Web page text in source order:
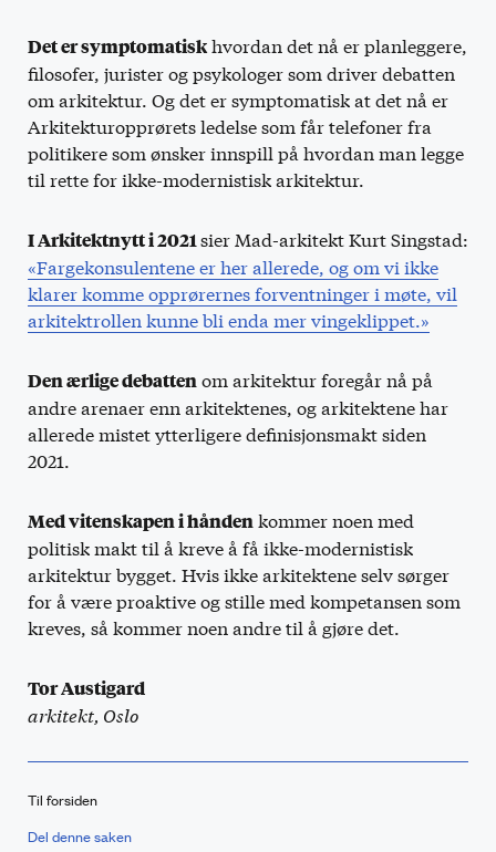
Det er symptomatiskhvordan det nå er planleggere,
filosofer, jurister og psykologer som driver debatten
om arkitektur. Og det er symptomatisk at det nå er
Arkitekturopprørets ledelse som får telefoner fra
politikere som ønsker innspill på hvordan man legge
til rette for ikke-modernistisk arkitektur.
I Arkitektnytt i 2021sier Mad-arkitekt Kurt Singstad:
«Fargekonsulentene er her allerede, og om vi ikke
klarer komme opprørernes forventninger i møte, vil
arkitektrollen kunne bli enda mer vingeklippet.»
Den ærlige debattenom arkitektur foregår nå på
andre arenaer enn arkitektenes, og arkitektene har
allerede mistet ytterligere definisjonsmakt siden
2021.
Med vitenskapen i håndenkommer noen med
politisk makt til å kreve å få ikke-modernistisk
arkitektur bygget. Hvis ikke arkitektene selv sørger
for å være proaktive og stille med kompetansen som
kreves, så kommer noen andre til å gjøre det.
Tor Austigard
arkitekt, Oslo
Til forsiden
Del denne saken